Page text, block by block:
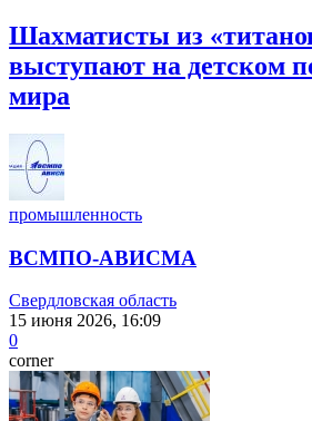
Шахматисты из
выступают на детском
мира
промышленность
ВСМПО-АВИСМА
Свердловская область
15 июня 2026, 16:09
0
corner